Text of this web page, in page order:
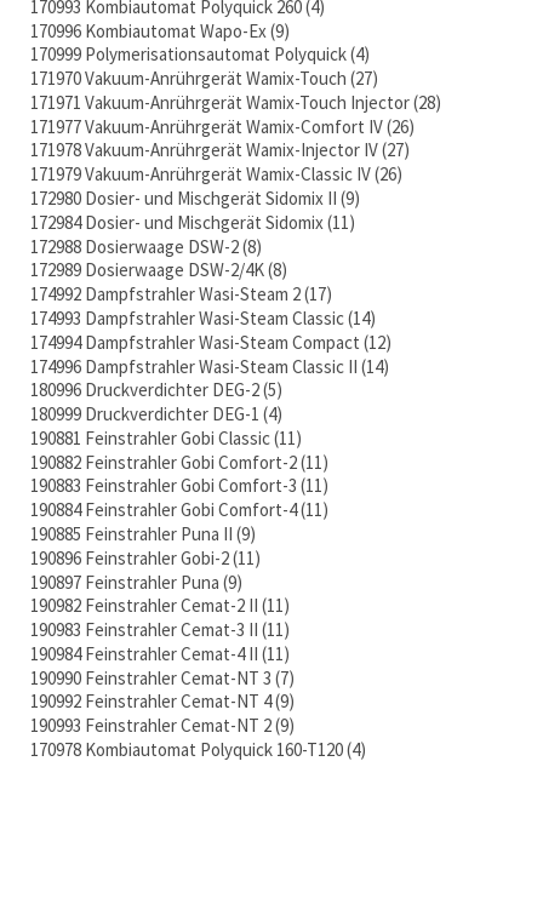
170993 Kombiautomat Polyquick 260 4
170996 Kombiautomat Wapo-Ex 9
170999 Polymerisationsautomat Polyquick 4
171970 Vakuum-Anrührgerät Wamix-Touch 27
171971 Vakuum-Anrührgerät Wamix-Touch Injector 28
171977 Vakuum-Anrührgerät Wamix-Comfort IV 26
171978 Vakuum-Anrührgerät Wamix-Injector IV 27
171979 Vakuum-Anrührgerät Wamix-Classic IV 26
172980 Dosier- und Mischgerät Sidomix II 9
172984 Dosier- und Mischgerät Sidomix 11
172988 Dosierwaage DSW-2 8
172989 Dosierwaage DSW-2/4K 8
174992 Dampfstrahler Wasi-Steam 2 17
174993 Dampfstrahler Wasi-Steam Classic 14
174994 Dampfstrahler Wasi-Steam Compact 12
174996 Dampfstrahler Wasi-Steam Classic II 14
180996 Druckverdichter DEG-2 5
180999 Druckverdichter DEG-1 4
190881 Feinstrahler Gobi Classic 11
190882 Feinstrahler Gobi Comfort-2 11
190883 Feinstrahler Gobi Comfort-3 11
190884 Feinstrahler Gobi Comfort-4 11
190885 Feinstrahler Puna II 9
190896 Feinstrahler Gobi-2 11
190897 Feinstrahler Puna 9
190982 Feinstrahler Cemat-2 II 11
190983 Feinstrahler Cemat-3 II 11
190984 Feinstrahler Cemat-4 II 11
190990 Feinstrahler Cemat-NT 3 7
190992 Feinstrahler Cemat-NT 4 9
190993 Feinstrahler Cemat-NT 2 9
170978 Kombiautomat Polyquick 160-T120 4